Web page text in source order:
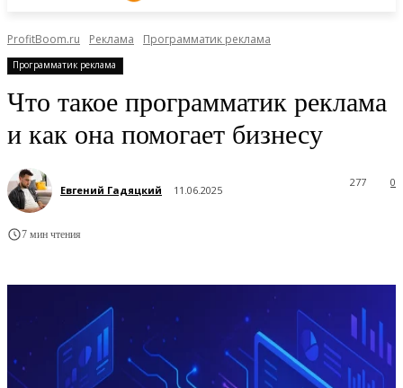
ProfitBoom.ru Реклама Программатик реклама
Программатик реклама
Что такое программатик реклама
и как она помогает бизнесу
Евгений Гадяцкий
0
11.06.2025
277
7 мин чтения